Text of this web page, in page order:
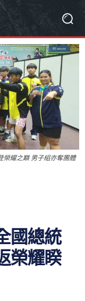
耀之巔 男子組亦奪團體
國總統
榮耀睽